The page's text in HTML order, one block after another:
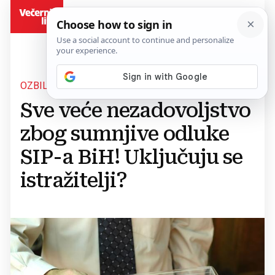
OZBILJAN SKANDAL?
Sve veće nezadovoljstvo
zbog sumnjive odluke
SIP-a BiH! Uključuju se
istražitelji?